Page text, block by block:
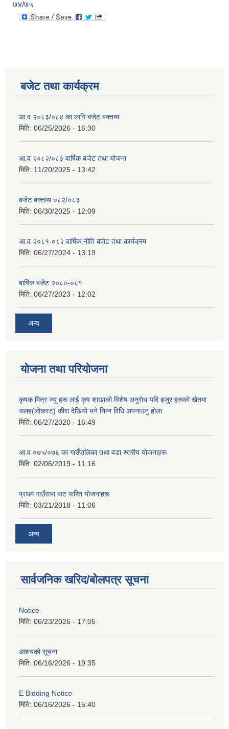
७४/७५
बजेट तथा कार्यक्रम
आ.व २०८३/०८४ का लागि बजेट बक्तब्य
मिति: 06/25/2026 - 16:30
आ.व २०८२/०८३ वार्षिक बजेट तथा योजना
मिति: 11/20/2025 - 13:42
बजेट बक्तब्य ०८२/०८३
मिति: 06/30/2025 - 12:09
आ.व २०८१-०८२ वार्षिक,नीति बजेट तथा कार्यक्रम
मिति: 06/27/2024 - 13:19
बार्षिक बजेट २०८०-०८१
मिति: 06/27/2023 - 12:02
अन्य
योजना तथा परियोजना
कृषक मित्र ज्यू हरू लाई कृष शाखाकाे विशेष अनुराेध यदि हजुर हरूकाे खेतमा
सलह(लाेकस्ट) कीरा देखियाे भने निम्न विधि अपनाउनु हाेला
मिति: 06/27/2020 - 16:49
आ‍.व ०७५/०७६ का गाउँपालिका तथा वडा स्तरीय याेजनाहरू
मिति: 02/06/2019 - 11:16
प्रथम गाउँसभा बाट पारित याेजनाहरू
मिति: 03/21/2018 - 11:06
अन्य
सार्वजनिक खरिद/बोलपत्र सूचना
Notice
मिति: 06/23/2026 - 17:05
आशयको सूचना
मिति: 06/16/2026 - 19:35
E Bidding Notice
मिति: 06/16/2026 - 15:40